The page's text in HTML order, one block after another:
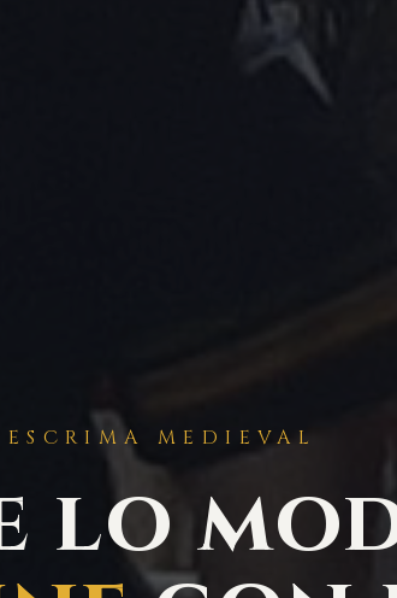
ESCRIMA MEDIEVAL
lo